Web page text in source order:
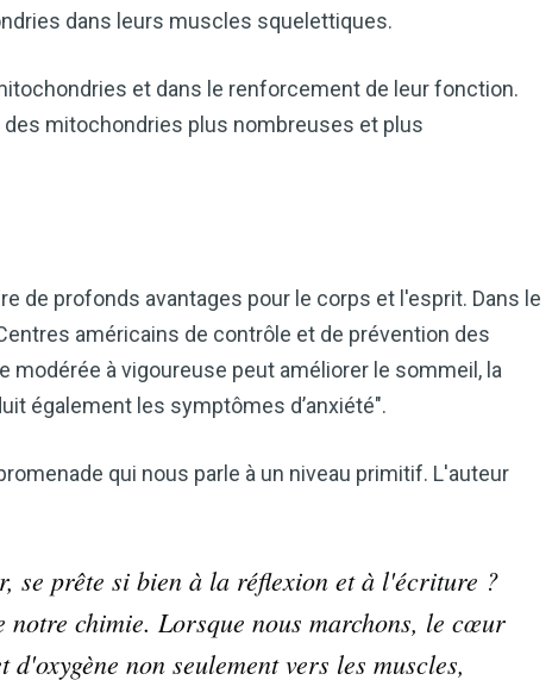
dans leurs muscles squelettiques.
et dans le renforcement de leur fonction.
mitochondries plus nombreuses et plus
de profonds avantages pour le corps et l'esprit. Dans le
américains de contrôle et de prévention des
à vigoureuse peut améliorer le sommeil, la
également les symptômes d’anxiété".
qui nous parle à un niveau primitif. L'auteur
se prête si bien à la réflexion et à l'écriture ?
notre chimie. Lorsque nous marchons, le cœur
non seulement vers les muscles,